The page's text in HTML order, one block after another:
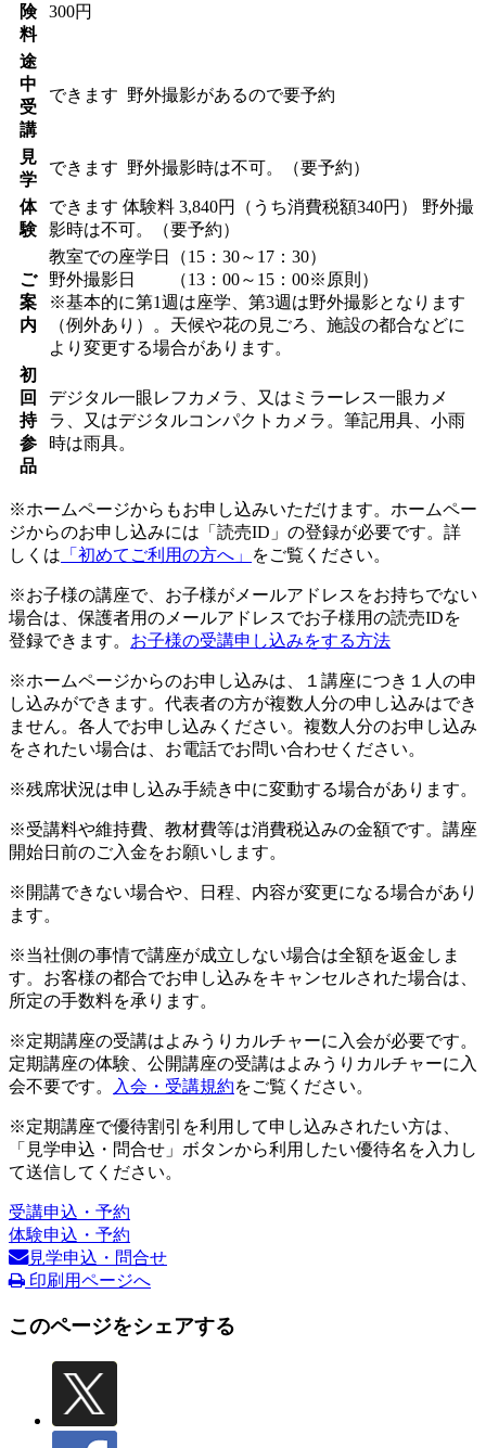
険
料
300円
途
中
受
講
できます 野外撮影があるので要予約
見
学
できます 野外撮影時は不可。（要予約）
体
験
できます 体験料 3,840円（うち消費税額340円） 野外撮
影時は不可。（要予約）
ご
案
内
教室での座学日（15：30～17：30）
野外撮影日 （13：00～15：00※原則）
※基本的に第1週は座学、第3週は野外撮影となります
（例外あり）。天候や花の見ごろ、施設の都合などに
より変更する場合があります。
初
回
持
参
品
デジタル一眼レフカメラ、又はミラーレス一眼カメ
ラ、又はデジタルコンパクトカメラ。筆記用具、小雨
時は雨具。
※ホームページからもお申し込みいただけます。ホームペー
ジからのお申し込みには「読売ID」の登録が必要です。詳
しくは 「初めてご利用の方へ」 をご覧ください。
※お子様の講座で、お子様がメールアドレスをお持ちでない
場合は、保護者用のメールアドレスでお子様用の読売IDを
登録できます。 お子様の受講申し込みをする方法
※ホームページからのお申し込みは、１講座につき１人の申
し込みができます。代表者の方が複数人分の申し込みはでき
ません。各人でお申し込みください。複数人分のお申し込み
をされたい場合は、お電話でお問い合わせください。
※残席状況は申し込み手続き中に変動する場合があります。
※受講料や維持費、教材費等は消費税込みの金額です。講座
開始日前のご入金をお願いします。
※開講できない場合や、日程、内容が変更になる場合があり
ます。
※当社側の事情で講座が成立しない場合は全額を返金しま
す。お客様の都合でお申し込みをキャンセルされた場合は、
所定の手数料を承ります。
※定期講座の受講はよみうりカルチャーに入会が必要です。
定期講座の体験、公開講座の受講はよみうりカルチャーに入
会不要です。
入会・受講規約をご覧ください。
※定期講座で優待割引を利用して申し込みされたい方は、
「見学申込・問合せ」ボタンから利用したい優待名を入力し
て送信してください。
受講申込・予約
体験申込・予約
見学申込・問合せ
印刷用ページへ
このページをシェアする